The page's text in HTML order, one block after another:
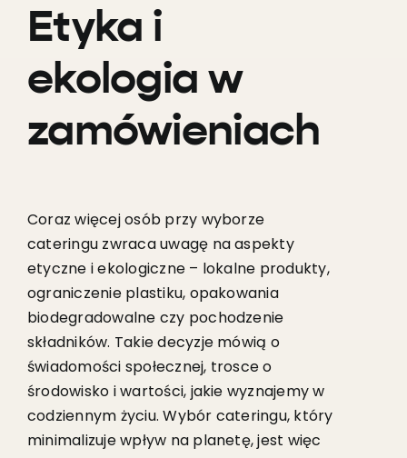
Etyka i
ekologia w
zamówieniach
Coraz więcej osób przy wyborze
cateringu zwraca uwagę na aspekty
etyczne i ekologiczne – lokalne produkty,
ograniczenie plastiku, opakowania
biodegradowalne czy pochodzenie
składników. Takie decyzje mówią o
świadomości społecznej, trosce o
środowisko i wartości, jakie wyznajemy w
codziennym życiu. Wybór cateringu, który
minimalizuje wpływ na planetę, jest więc